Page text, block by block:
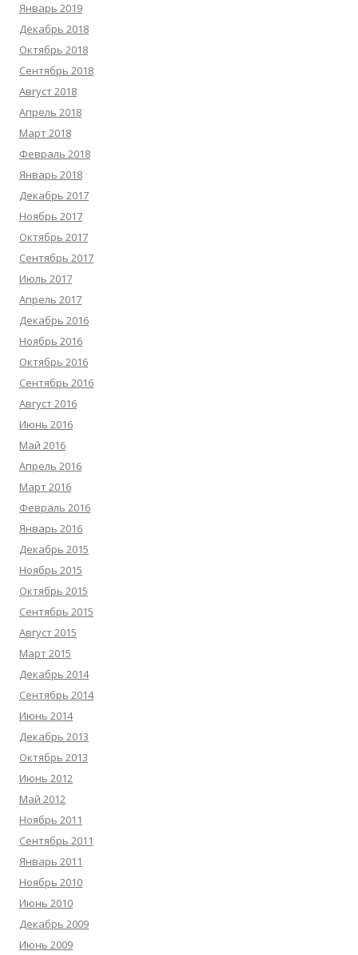
Январь 2019
Декабрь 2018
Октябрь 2018
Сентябрь 2018
Август 2018
Апрель 2018
Март 2018
Февраль 2018
Январь 2018
Декабрь 2017
Ноябрь 2017
Октябрь 2017
Сентябрь 2017
Июль 2017
Апрель 2017
Декабрь 2016
Ноябрь 2016
Октябрь 2016
Сентябрь 2016
Август 2016
Июнь 2016
Май 2016
Апрель 2016
Март 2016
Февраль 2016
Январь 2016
Декабрь 2015
Ноябрь 2015
Октябрь 2015
Сентябрь 2015
Август 2015
Март 2015
Декабрь 2014
Сентябрь 2014
Июнь 2014
Декабрь 2013
Октябрь 2013
Июнь 2012
Май 2012
Ноябрь 2011
Сентябрь 2011
Январь 2011
Ноябрь 2010
Июнь 2010
Декабрь 2009
Июнь 2009